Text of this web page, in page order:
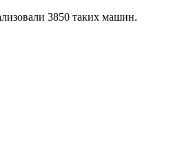
3850 таких машин.